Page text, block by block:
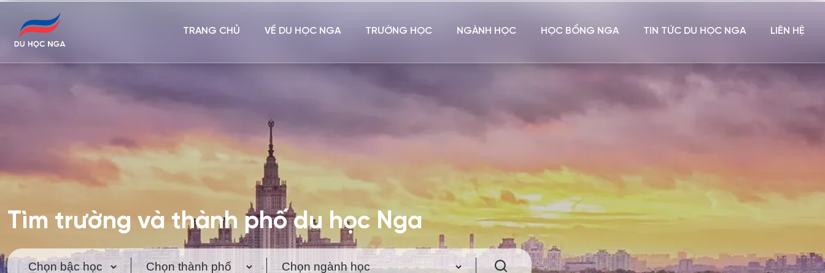
TRANG CHỦ VỀ DU HỌC NGA TRƯỜNG HỌC NGÀNH HỌC HỌC BỔNG NGA TIN TỨC DU HỌC NGA LIÊN HỆ
Tìm trường và thành phố du học Nga